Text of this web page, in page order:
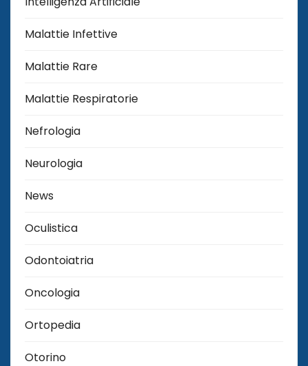
Malattie Infettive
Malattie Rare
Malattie Respiratorie
Nefrologia
Neurologia
News
Oculistica
Odontoiatria
Oncologia
Ortopedia
Otorino